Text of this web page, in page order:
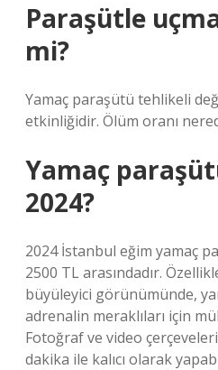
Paraşütle
mi?
Yamaç paraşütü tehlikeli
etkinliğidir. Ölüm oranı
Yamaç
2024?
2024 İstanbul eğim yamaç
2500 TL arasındadır.
büyüleyici görünümünde,
adrenalin meraklıları için
Fotoğraf ve video
dakika ile kalıcı olarak